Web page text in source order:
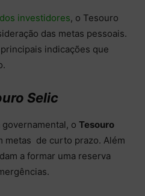
investidores, o Tesouro
das metas pessoais.
indicações que
Selic
o Tesouro
metas de curto prazo. Além
a formar uma reserva